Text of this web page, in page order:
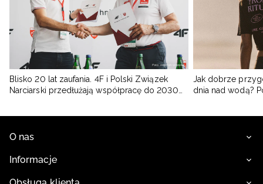
Blisko 20 lat zaufania. 4F i Polski Związek
Narciarski przedłużają współpracę do 2030
Jak dobrze
dnia nad wodą?
O nas
Informacje